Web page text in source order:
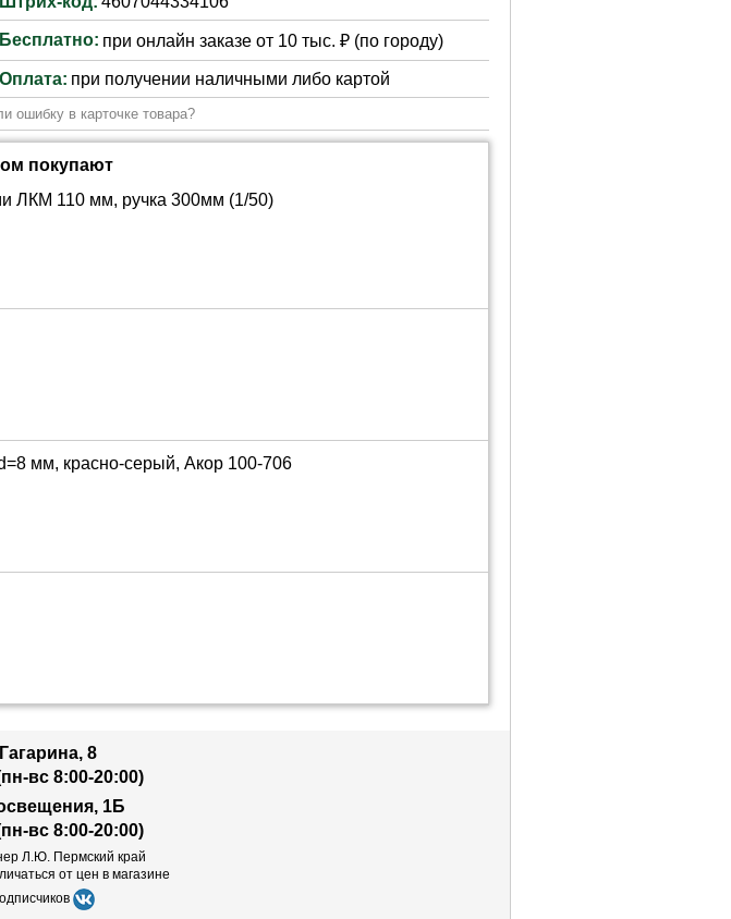
Бесплатно: при онлайн заказе от 10 тыс. ₽ (по городу)
Оплата: при получении наличными либо картой
ошибку в карточке товара?
покупают
ЛКМ 110 мм, ручка 300мм (1/50)
мм, красно-серый, Акор 100-706
8
вс 8:00-20:00)
1Б
вс 8:00-20:00)
Л.Ю. Пермский край
от цен в магазине